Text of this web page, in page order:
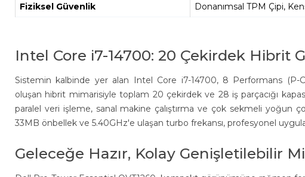
Fiziksel Güvenlik
Donanımsal TPM Çipi,
Intel Core i7-14700: 20 Çekirdek Hibrit
Sistemin kalbinde yer alan Intel Core i7-14700, 8 Performans (P-
oluşan hibrit mimarisiyle toplam 20 çekirdek ve 28 iş parçacığı
paralel veri işleme, sanal makine çalıştırma ve çok sekmeli yoğun
33MB önbellek ve 5.40GHz'e ulaşan turbo frekansı, profesyonel
Geleceğe Hazır, Kolay Genişletilebilir